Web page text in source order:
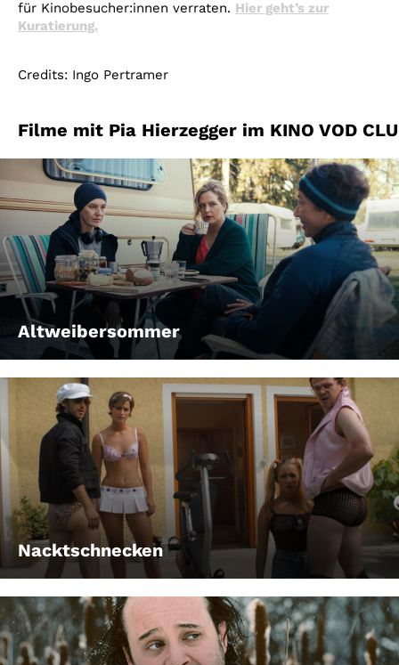
für Kinobesucher:innen verraten. Hier geht’s zur
Kuratierung.
Credits: Ingo Pertramer
Filme mit Pia Hierzegger im KINO VOD
Altweibersommer
Nacktschnecken